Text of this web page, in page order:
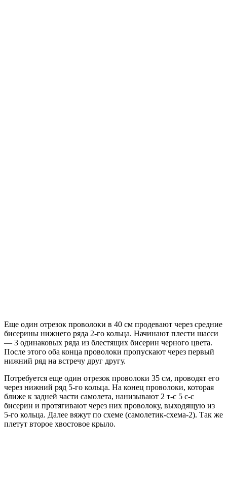
Еще один отрезок проволоки в 40 см продевают через средние
бисерины нижнего ряда 2-го кольца. Начинают плести шасси
— 3 одинаковых ряда из блестящих бисерин черного цвета.
После этого оба конца проволоки пропускают через первый
нижний ряд на встречу друг другу.
Потребуется еще один отрезок проволоки 35 см, проводят его
через нижний ряд 5-го кольца. На конец проволоки, которая
ближе к задней части самолета, нанизывают 2 т-с 5 с-с
бисерин и протягивают через них проволоку, выходящую из
5-го кольца. Далее вяжут по схеме (самолетик-схема-2). Так же
плетут второе хвостовое крыло.